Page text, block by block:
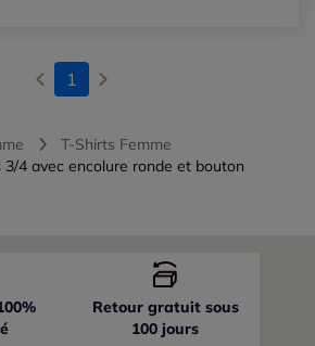
1
T-Shirts Femme
4 avec encolure ronde et bouton
Retour gratuit sous
100 jours